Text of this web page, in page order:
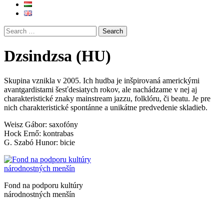
Dzsindzsa (HU)
Skupina vznikla v 2005. Ich hudba je inšpirovaná americkými
avantgardistami šesťdesiatych rokov, ale nachádzame v nej aj
charakteristické znaky mainstream jazzu, folklóru, či beatu. Je pre
nich charakteristické spontánne a unikátne predvedenie skladieb.
Weisz Gábor: saxofóny
Hock Ernő: kontrabas
G. Szabó Hunor: bicie
Fond na podporu kultúry
národnostných menšín